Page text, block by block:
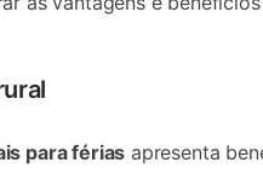
para férias apresenta